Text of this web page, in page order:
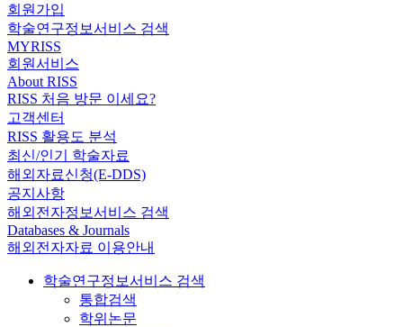
회원가입
학술연구정보서비스 검색
MYRISS
회원서비스
About RISS
RISS 처음 방문 이세요?
고객센터
RISS 활용도 분석
최신/인기 학술자료
해외자료신청(E-DDS)
공지사항
해외전자정보서비스 검색
Databases & Journals
해외전자자료 이용안내
학술연구정보서비스 검색
통합검색
학위논문